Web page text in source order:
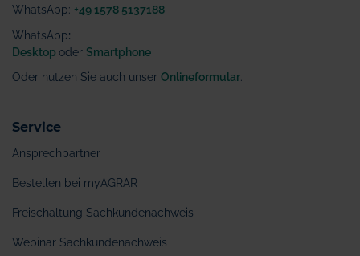
WhatsApp: +49 1578 5137188
WhatsApp:
Desktop oder Smartphone
Oder nutzen Sie auch unser Onlineformular
Service
Ansprechpartner
Bestellen bei myAGRAR
Freischaltung Sachkundenachweis
Webinar Sachkundenachweis